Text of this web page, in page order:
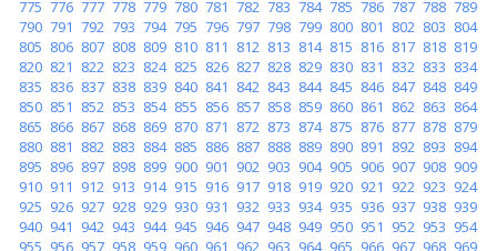
775 776 777 778 779 780 781 782 783 784 785 786 787 788 789
790 791 792 793 794 795 796 797 798 799 800 801 802 803 804
805 806 807 808 809 810 811 812 813 814 815 816 817 818 819
820 821 822 823 824 825 826 827 828 829 830 831 832 833 834
835 836 837 838 839 840 841 842 843 844 845 846 847 848 849
850 851 852 853 854 855 856 857 858 859 860 861 862 863 864
865 866 867 868 869 870 871 872 873 874 875 876 877 878 879
880 881 882 883 884 885 886 887 888 889 890 891 892 893 894
895 896 897 898 899 900 901 902 903 904 905 906 907 908 909
910 911 912 913 914 915 916 917 918 919 920 921 922 923 924
925 926 927 928 929 930 931 932 933 934 935 936 937 938 939
940 941 942 943 944 945 946 947 948 949 950 951 952 953 954
955 956 957 958 959 960 961 962 963 964 965 966 967 968 969